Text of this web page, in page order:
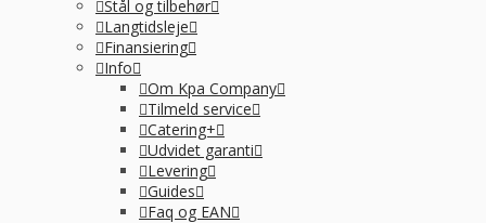
Stål og tilbehør
Langtidsleje
Finansiering
Info
Om Kpa Company
Tilmeld service
Catering+
Udvidet garanti
Levering
Guides
Faq og EAN